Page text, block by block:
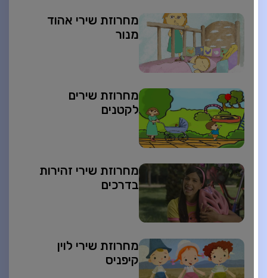
מחרוזת שירי אהוד
מנור
מחרוזת שירים
לקטנים
מחרוזת שירי זהירות
בדרכים
מחרוזת שירי לוין
קיפניס